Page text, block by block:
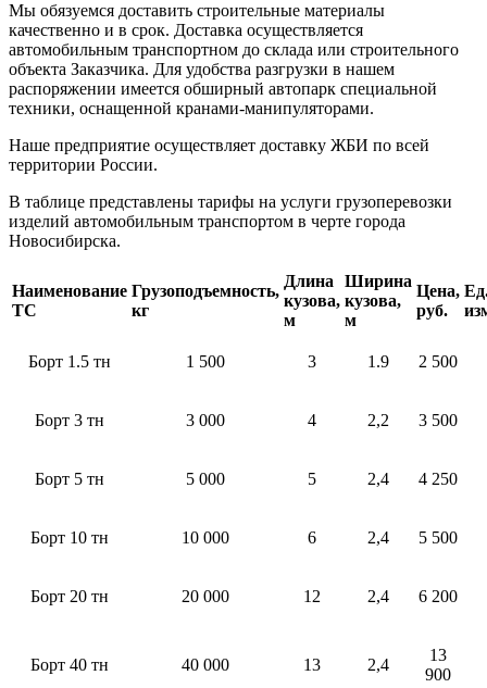
Мы обязуемся доставить строительные материалы
качественно и в срок. Доставка осуществляется
автомобильным транспортном до склада или строительного
объекта Заказчика. Для удобства разгрузки в нашем
распоряжении имеется обширный автопарк специальной
техники, оснащенной кранами-манипуляторами.
Наше предприятие осуществляет доставку ЖБИ по всей
территории России.
В таблице представлены тарифы на услуги грузоперевозки
изделий автомобильным транспортом в черте города
Новосибирска.
Наименование
ТС
Грузоподъемность,
кг
Длина
кузова,
м
Ширина
кузова,
м
Цена,
руб.
Борт 1.5 тн 1 500 3 1.9 2 500
Борт 3 тн 3 000 4 2,2 3 500
Борт 5 тн 5 000 5 2,4 4 250
Борт 10 тн 10 000 6 2,4 5 500
Борт 20 тн 20 000 12 2,4 6 200
Борт 40 тн 40 000 13 2,4
13
900